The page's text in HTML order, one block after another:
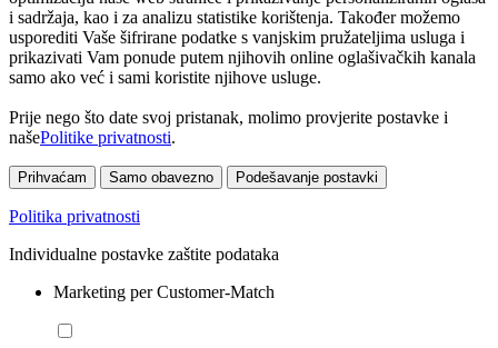
i sadržaja, kao i za analizu statistike korištenja. Također možemo
usporediti Vaše šifrirane podatke s vanjskim pružateljima usluga i
prikazivati Vam ponude putem njihovih online oglašivačkih kanala
samo ako već i sami koristite njihove usluge.
Prije nego što date svoj pristanak, molimo provjerite postavke i
našePolitike privatnosti.
Prihvaćam Samo obavezno Podešavanje postavki
Politika privatnosti
Individualne postavke zaštite podataka
Marketing per Customer-Match